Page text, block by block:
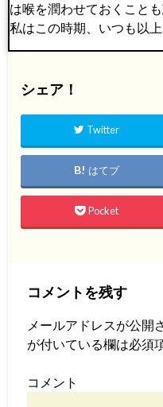
は喉を潤わせておくこと
私はこの時期、いつも以
シェア！
Twitter
はてブ
Pocket
コメントを残す
メールアドレスが公開
が付いている欄は必須
コメント